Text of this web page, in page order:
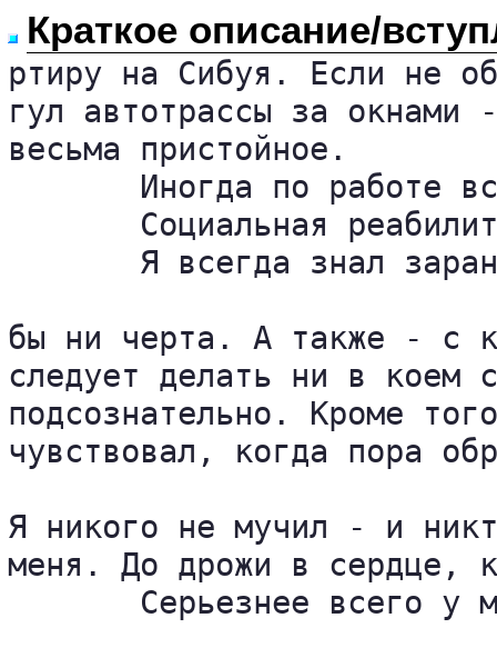
Краткое описание/
ртиру на Сибуя. Если не
гул автотрассы за
весьма пристойное.
Иногда по работе
Социальная
Я всегда знал
бы ни черта. А также - с
следует делать ни в коем
подсознательно. Кроме
чувствовал, когда пора
Я никого не мучил - и
меня. До дрожи в сердце,
Серьезнее всего у